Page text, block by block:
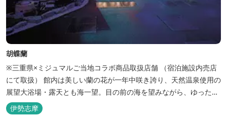
胡蝶蘭
※三重県×ミジュマルご当地コラボ商品取扱店舗 （宿泊施設内売店
にて取扱） 館内は美しい蘭の花が一年中咲き誇り、天然温泉使用の
展望大浴場・露天とも海一望。目の前の海を望みながら、ゆったり
とした時間をお過ごし下さい。
伊勢志摩